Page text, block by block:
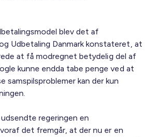
blev det af
Udbetaling Danmark konstateret, at
at få modregnet betydelig del af
kunne endda tabe penge ved at
samspilsproblemer kan der kun
regeringen en
det fremgår, at der nu er en